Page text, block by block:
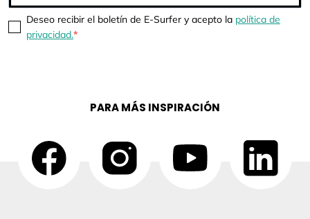
Deseo recibir el boletín de E-Surfer y acepto la política de
privacidad.
PARA MÁS INSPIRACIÓN